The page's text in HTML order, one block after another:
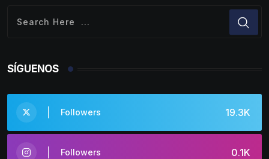
SÍGUENOS
19.3K
Followers
0.1K
Followers